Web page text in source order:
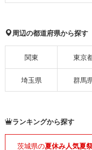
周辺の都道府県から探す
関東 東京
埼玉県 群馬
ランキングから探す
茨城県の夏休み人気夏